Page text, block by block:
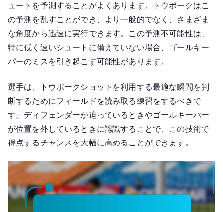
ュートを予測することがよくあります。トウポークはこ
の予測を乱すことができ、より一般的でなく、さまざま
な角度から迅速に実行できます。この予測不可能性は、
特に低く速いシュートに備えていない場合、ゴールキー
パーのミスを引き起こす可能性があります。
選手は、トウポークショットを利用する最適な瞬間を判
断するためにフィールドを読み取る練習をするべきで
す。ディフェンダーが迫っているときやゴールキーパー
が位置を外しているときに認識することで、この技術で
得点するチャンスを大幅に高めることができます。